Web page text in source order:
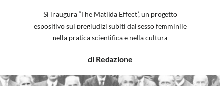
Si inaugura “The Matilda Effect”, un progetto
espositivo sui pregiudizi subiti dal sesso femminile
nella pratica scientifica e nella cultura
di Redazione